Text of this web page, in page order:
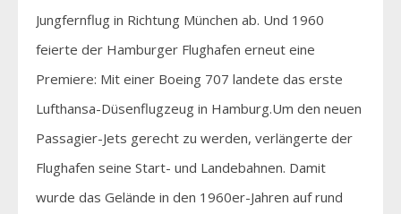
Jungfernflug in Richtung München ab. Und 1960
feierte der Hamburger Flughafen erneut eine
Premiere: Mit einer Boeing 707 landete das erste
Lufthansa-Düsenflugzeug in Hamburg.Um den neuen
Passagier-Jets gerecht zu werden, verlängerte der
Flughafen seine Start- und Landebahnen. Damit
wurde das Gelände in den 1960er-Jahren auf rund